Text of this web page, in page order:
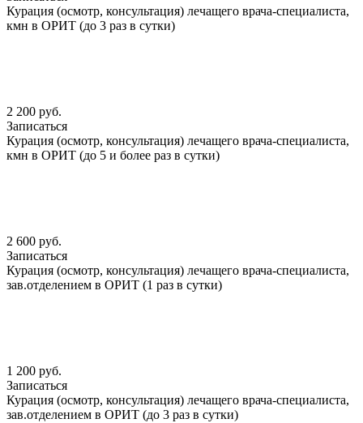
Курация (осмотр, консультация) лечащего врача-специалиста,
кмн в ОРИТ (до 3 раз в сутки)
2 200 руб.
Записаться
Курация (осмотр, консультация) лечащего врача-специалиста,
кмн в ОРИТ (до 5 и более раз в сутки)
2 600 руб.
Записаться
Курация (осмотр, консультация) лечащего врача-специалиста,
зав.отделением в ОРИТ (1 раз в сутки)
1 200 руб.
Записаться
Курация (осмотр, консультация) лечащего врача-специалиста,
зав.отделением в ОРИТ (до 3 раз в сутки)